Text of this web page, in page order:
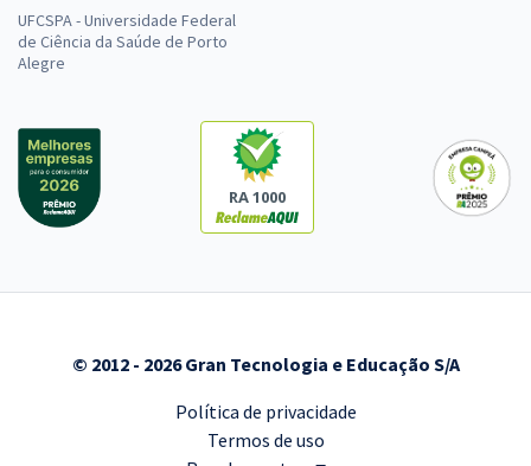
UFCSPA - Universidade Federal
de Ciência da Saúde de Porto
Alegre
RA 1000
© 2012 - 2026 Gran Tecnologia e Educação S/A
Política de privacidade
Termos de uso